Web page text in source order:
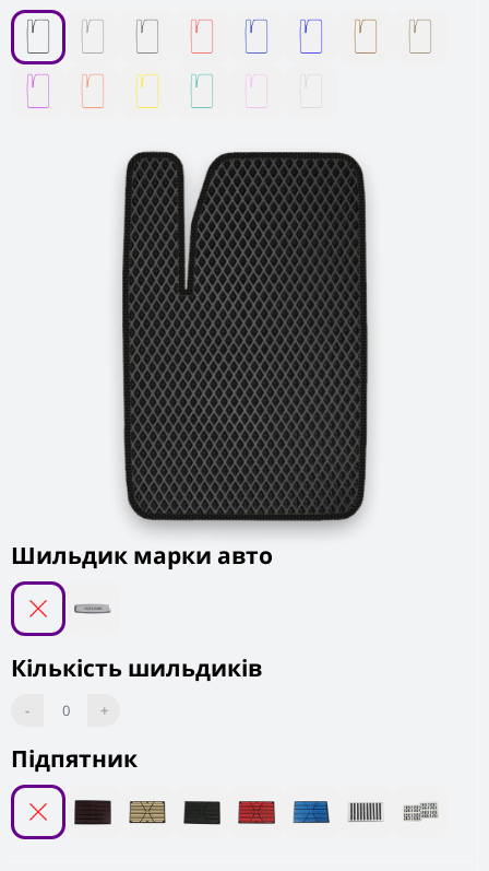
Підпятник
Шильдик марки авто
Кількість шильдиків
- 0 +